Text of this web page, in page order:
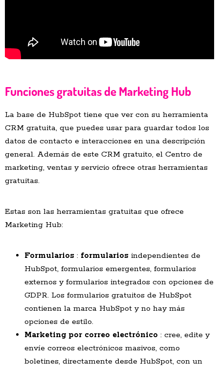
Funciones gratuitas de Marketing Hub
La base de HubSpot tiene que ver con su herramienta
CRM gratuita, que puedes usar para guardar todos los
datos de contacto e interacciones en una descripción
general. Además de este CRM gratuito, el Centro de
marketing, ventas y servicio ofrece otras herramientas
gratuitas.
Estas son las herramientas gratuitas que ofrece
Marketing Hub:
Formularios : formularios independientes de
HubSpot, formularios emergentes, formularios
externos y formularios integrados con opciones de
GDPR. Los formularios gratuitos de HubSpot
contienen la marca HubSpot y no hay más
opciones de estilo.
Marketing por correo electrónico : cree, edite y
envíe correos electrónicos masivos, como
boletines, directamente desde HubSpot, con un